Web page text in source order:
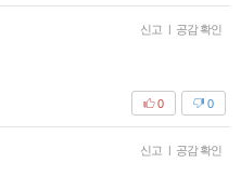
신고 | 공감 확인
0
0
신고 | 공감 확인